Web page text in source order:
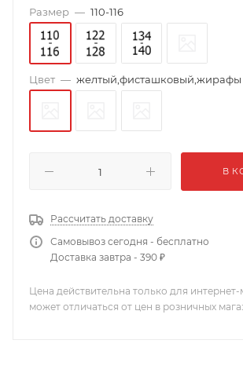
Размер — 110-116
Цвет — желтый,фисташковый,жирафы
В
Рассчитать доставку
Самовывоз сегодня - бесплатно
Доставка завтра - 390 ₽
Цена действительна только для интернет-
может отличаться от цен в розничных